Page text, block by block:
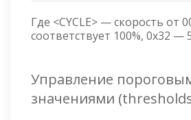
Где <CYCLE> — скорость от
соответствует 100%, 0x32 —
Управление
значениями